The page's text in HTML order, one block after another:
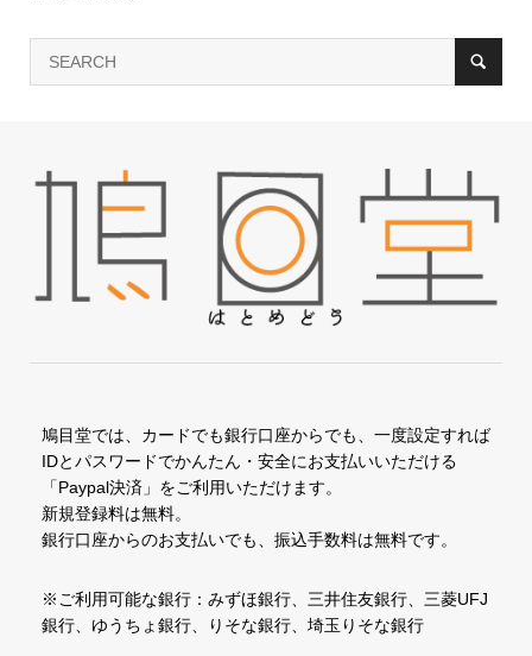
鳩目堂では、カードでも銀行口座からでも、一度設定すれば
IDとパスワードでかんたん・安全にお支払いいただける
「Paypal決済」をご利用いただけます。
新規登録料は無料。
銀行口座からのお支払いでも、振込手数料は無料です。
※ご利用可能な銀行：みずほ銀行、三井住友銀行、三菱UFJ
銀行、ゆうちょ銀行、りそな銀行、埼玉りそな銀行